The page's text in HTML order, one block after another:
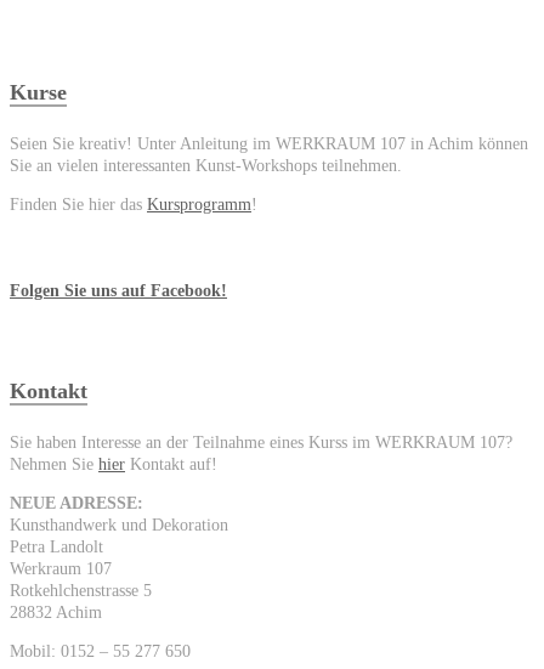
Kurse
Seien Sie kreativ! Unter Anleitung im WERKRAUM 107 in Achim können
Sie an vielen interessanten Kunst-Workshops teilnehmen.
Finden Sie hier das Kursprogramm!
Folgen Sie uns auf Facebook!
Kontakt
Sie haben Interesse an der Teilnahme eines Kurss im WERKRAUM 107?
Nehmen Sie hier Kontakt auf!
NEUE ADRESSE:
Kunsthandwerk und Dekoration
Petra Landolt
Werkraum 107
Rotkehlchenstrasse 5
28832 Achim
Mobil: 0152 – 55 277 650